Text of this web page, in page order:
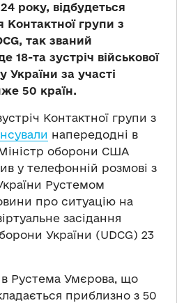
року, відбудеться
Контактної групи з
так званий
та зустріч військової
України за участі
50 країн.
Контактної групи з
напередодні в
оборони США
у телефонній розмові з
Рустемом
про ситуацію на
засідання
України (UDCG) 23
Рустема Умєрова, що
приблизно з 50